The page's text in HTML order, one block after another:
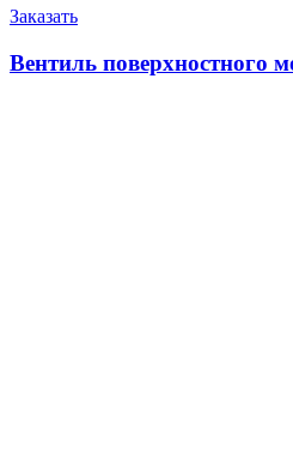
Заказать
Вентиль